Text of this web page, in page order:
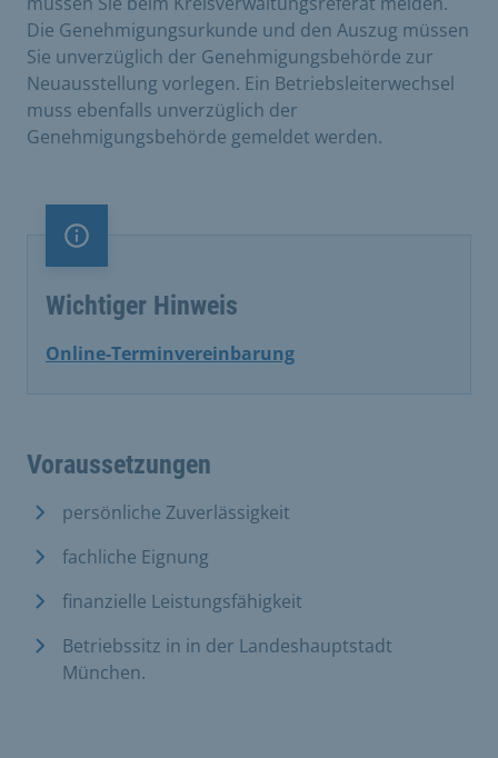
Die Genehmigungsurkunde und den Auszug müssen
Sie unverzüglich der Genehmigungsbehörde zur
Neuausstellung vorlegen. Ein Betriebsleiterwechsel
muss ebenfalls unverzüglich der
Genehmigungsbehörde gemeldet werden.
Information
Wichtiger Hinweis
Online-Terminvereinbarung
Voraussetzungen
persönliche Zuverlässigkeit
fachliche Eignung
finanzielle Leistungsfähigkeit
Betriebssitz in in der Landeshauptstadt
München.